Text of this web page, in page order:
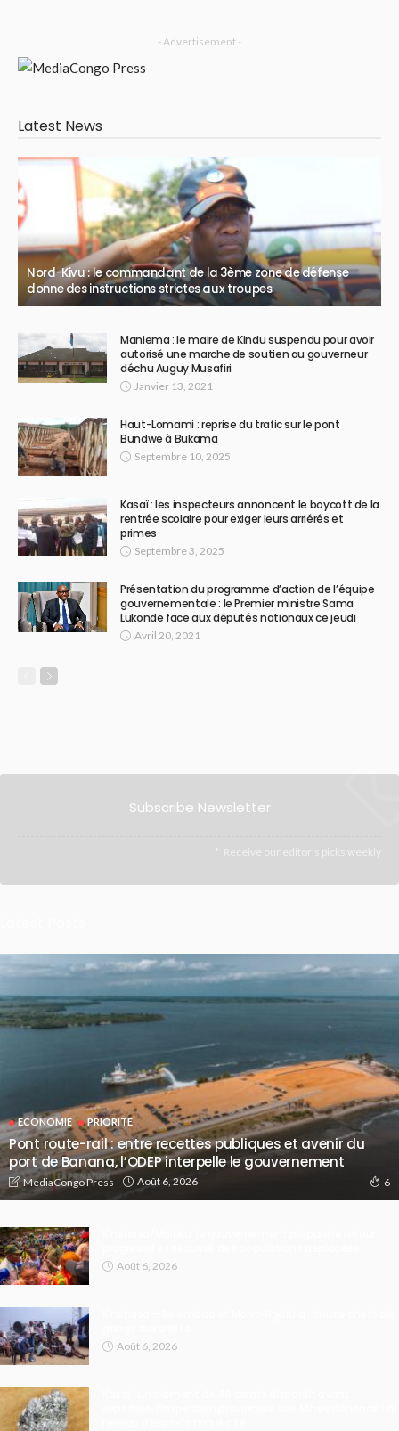
- Advertisement -
Latest News
Nord-Kivu : le commandant de la 3ème zone de défense
donne des instructions strictes aux troupes
Maniema : le maire de Kindu suspendu pour avoir
autorisé une marche de soutien au gouverneur
déchu Auguy Musafiri
Janvier 13, 2021
Haut-Lomami : reprise du trafic sur le pont
Bundwe à Bukama
Septembre 10, 2025
Kasaï : les inspecteurs annoncent le boycott de la
rentrée scolaire pour exiger leurs arriérés et
primes
Septembre 3, 2025
Présentation du programme d’action de l’équipe
gouvernementale : le Premier ministre Sama
Lukonde face aux députés nationaux ce jeudi
Avril 20, 2021
Subscribe Newsletter
Receive our editor's picks weekly
ECONOMIE PRIORITE
Pont route-rail : entre recettes publiques et avenir du
port de Banana, l’ODEP interpelle le gouvernement
MediaCongo Press Août 6, 2026 6
Août 6, 2026
Août 6, 2026